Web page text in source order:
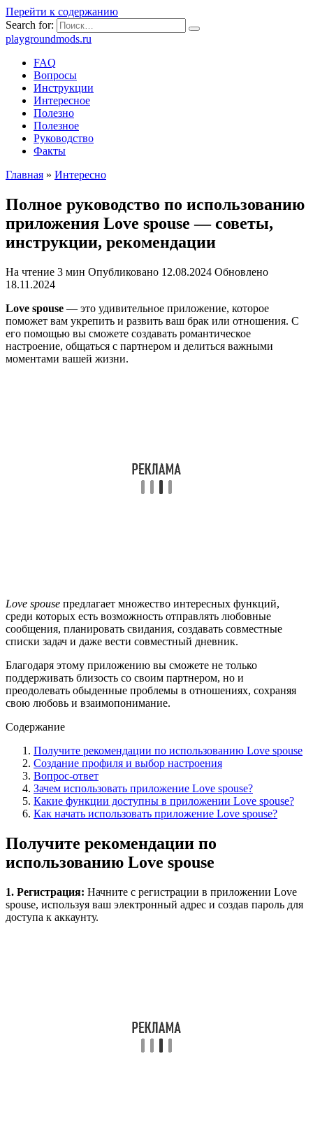
Перейти к содержанию
Search for:
playgroundmods.ru
FAQ
Вопросы
Инструкции
Интересное
Полезно
Полезное
Руководство
Факты
Главная » Интересно
Полное руководство по использованию
приложения Love spouse — советы,
инструкции, рекомендации
На чтение 3 мин Опубликовано 12.08.2024 Обновлено
18.11.2024
Love spouse — это удивительное приложение, которое
поможет вам укрепить и развить ваш брак или отношения. С
его помощью вы сможете создавать романтическое
настроение, общаться с партнером и делиться важными
моментами вашей жизни.
Love spouse предлагает множество интересных функций,
среди которых есть возможность отправлять любовные
сообщения, планировать свидания, создавать совместные
списки задач и даже вести совместный дневник.
Благодаря этому приложению вы сможете не только
поддерживать близость со своим партнером, но и
преодолевать обыденные проблемы в отношениях, сохраняя
свою любовь и взаимопонимание.
Содержание
Получите рекомендации по использованию Love spouse
Создание профиля и выбор настроения
Вопрос-ответ
Зачем использовать приложение Love spouse?
Какие функции доступны в приложении Love spouse?
Как начать использовать приложение Love spouse?
Получите рекомендации по
использованию Love spouse
1. Регистрация: Начните с регистрации в приложении Love
spouse, используя ваш электронный адрес и создав пароль для
доступа к аккаунту.